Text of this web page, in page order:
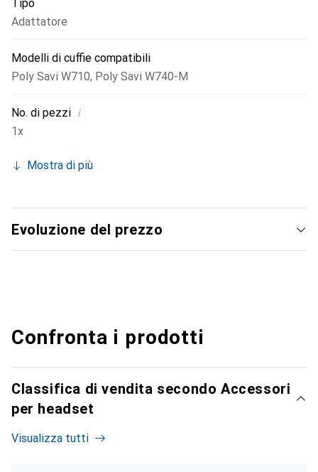
essere distratti da ostacoli tecnici.
Tipo
Adattatore
Modelli di cuffie compatibili
Poly Savi W710, Poly Savi W740-M
No. di pezzi i
1x
Mostra di più
Evoluzione del prezzo
Confronta i prodotti
Classifica di vendita secondo Accessori
per headset
Visualizza tutti